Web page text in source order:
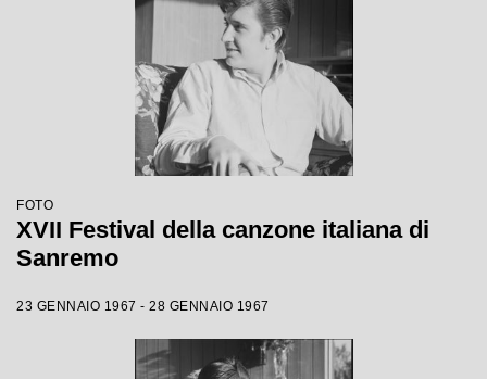
FOTO
XVII Festival della canzone italiana di
Sanremo
23 GENNAIO 1967 - 28 GENNAIO 1967